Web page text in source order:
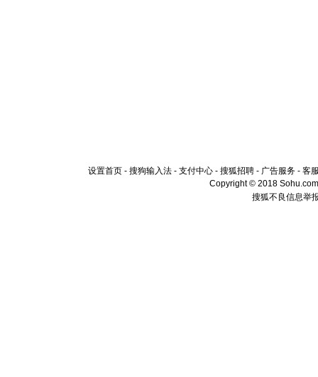
设置首页 - 搜狗输入法 - 支付中心 - 搜狐招聘 - 广告服务 - 客
Copyright © 2018
搜狐不良信息举